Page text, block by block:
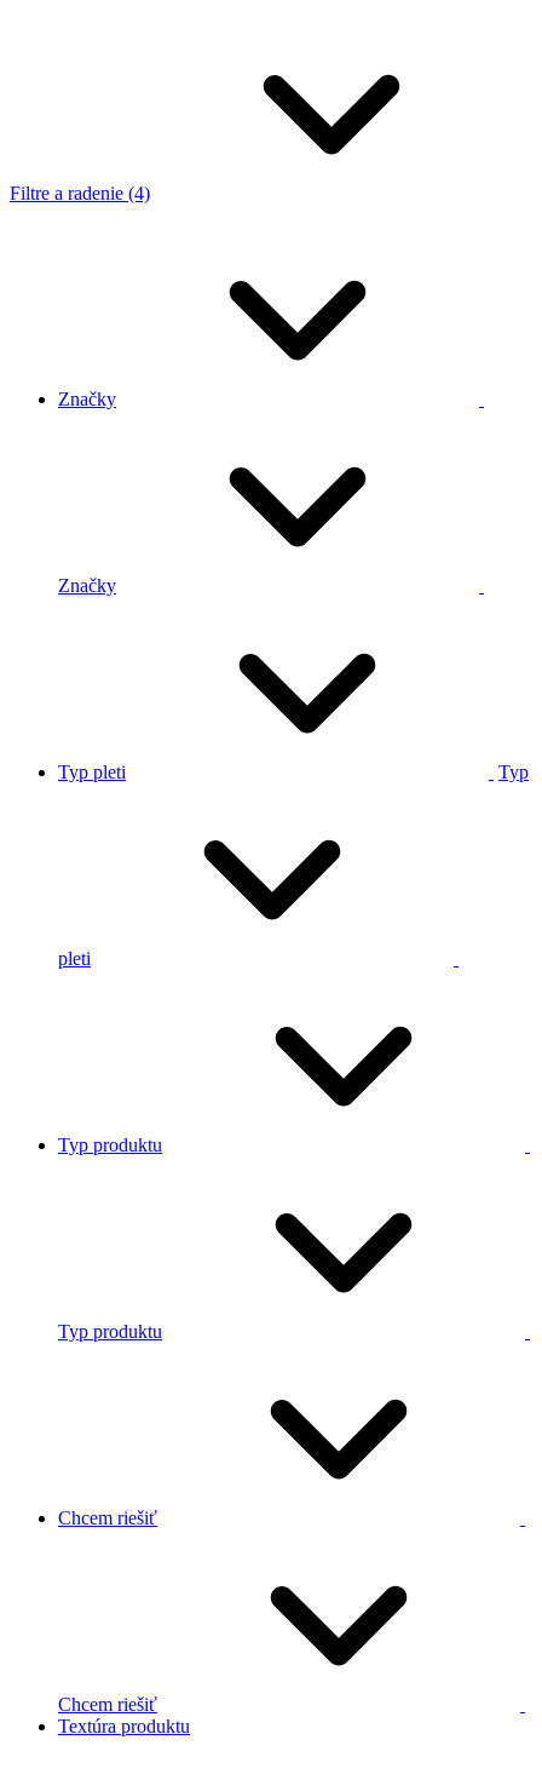
Filtre a radenie (4)
Značky
Značky
Typ pleti Typ
pleti
Typ produktu
Typ produktu
Chcem riešiť
Chcem riešiť
Textúra produktu